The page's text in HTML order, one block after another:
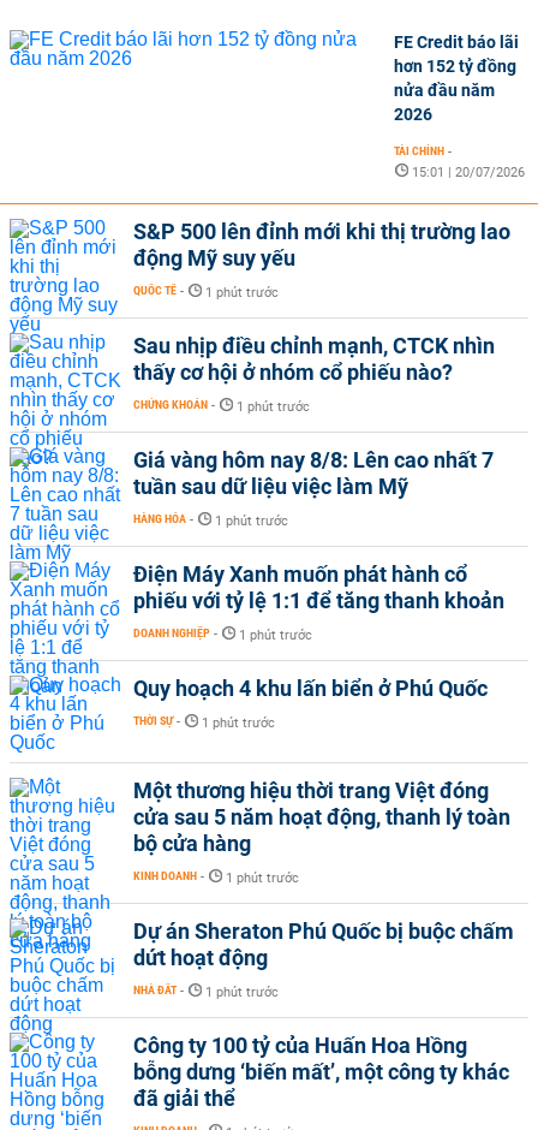
FE Credit báo lãi
hơn 152 tỷ đồng
nửa đầu năm
2026
TÀI CHÍNH -
15:01 | 20/07/2026
S&P 500 lên đỉnh mới khi thị trường lao
động Mỹ suy yếu
QUỐC TẾ - 1 phút trước
Sau nhịp điều chỉnh mạnh, CTCK nhìn
thấy cơ hội ở nhóm cổ phiếu nào?
CHỨNG KHOÁN - 1 phút trước
Giá vàng hôm nay 8/8: Lên cao nhất 7
tuần sau dữ liệu việc làm Mỹ
HÀNG HÓA - 1 phút trước
Điện Máy Xanh muốn phát hành cổ
phiếu với tỷ lệ 1:1 để tăng thanh khoản
DOANH NGHIỆP - 1 phút trước
Quy hoạch 4 khu lấn biển ở Phú Quốc
THỜI SỰ - 1 phút trước
Một thương hiệu thời trang Việt đóng
cửa sau 5 năm hoạt động, thanh lý toàn
bộ cửa hàng
KINH DOANH - 1 phút trước
Dự án Sheraton Phú Quốc bị buộc chấm
dứt hoạt động
NHÀ ĐẤT - 1 phút trước
Công ty 100 tỷ của Huấn Hoa Hồng
bỗng dưng ‘biến mất’, một công ty khác
đã giải thể